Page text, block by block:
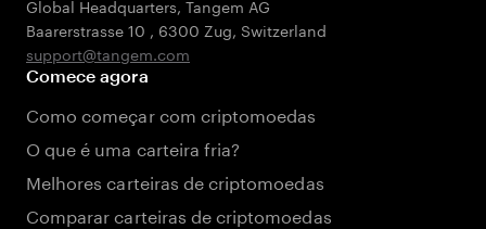
Global Headquarters, Tangem AG
Baarerstrasse 10 , 6300 Zug, Switzerland
support@tangem.com
Comece agora
Como começar com criptomoedas
O que é uma carteira fria?
Melhores carteiras de criptomoedas
Comparar carteiras de criptomoedas